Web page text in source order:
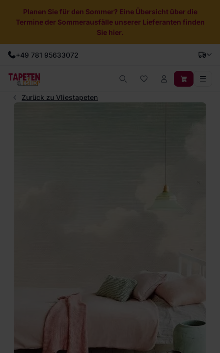
Planen Sie für den Sommer? Eine Übersicht über die
Termine der Sommerausfälle unserer Lieferanten finden
Sie hier.
+49 781 95633072
Zurück zu Vliestapeten